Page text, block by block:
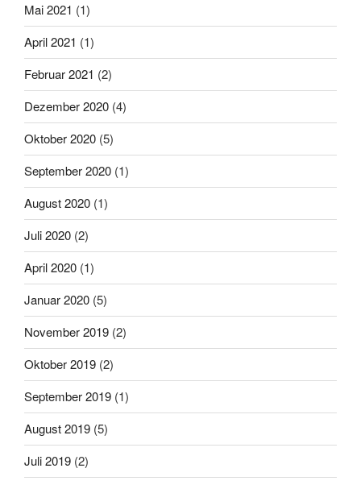
Mai 2021 (1)
April 2021 (1)
Februar 2021 (2)
Dezember 2020 (4)
Oktober 2020 (5)
September 2020 (1)
August 2020 (1)
Juli 2020 (2)
April 2020 (1)
Januar 2020 (5)
November 2019 (2)
Oktober 2019 (2)
September 2019 (1)
August 2019 (5)
Juli 2019 (2)